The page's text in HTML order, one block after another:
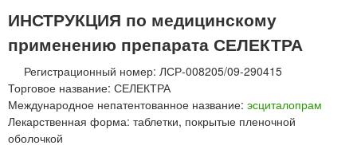
ИНСТРУКЦИЯ по медицинскому
применению препарата СЕЛЕКТРА
Регистрационный номер: ЛСР-008205/09-290415
Торговое название: СЕЛЕКТРА
Международное непатентованное название: эсциталопрам
Лекарственная форма: таблетки, покрытые пленочной
оболочкой